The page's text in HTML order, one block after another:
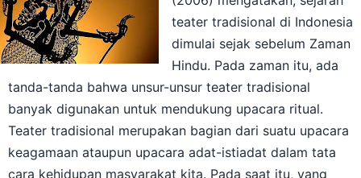
teater tradisional di Indonesia
dimulai sejak sebelum Zaman
Hindu. Pada zaman itu, ada
tanda-tanda bahwa unsur-unsur teater tradisional
banyak digunakan untuk mendukung upacara ritual.
Teater tradisional merupakan bagian dari suatu upacara
keagamaan ataupun upacara adat-istiadat dalam tata
cara kehidupan masyarakat kita. Pada saat itu, yang